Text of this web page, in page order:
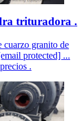
trituradora .
cuarzo granito de
protected] ...
.